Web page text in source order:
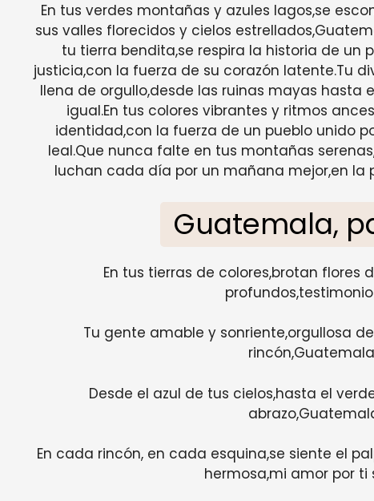
En tus verdes montañas y azules lagos,se
sus valles florecidos y cielos
tu tierra bendita,se respira la historia de un
justicia,con la fuerza de su corazón latente.Tu
llena de orgullo,desde las ruinas mayas hasta
igual.En tus colores vibrantes y ritmos
identidad,con la fuerza de un pueblo unido
leal.Que nunca falte en tus montañas
luchan cada día por un mañana mejor,en
Guatemala,
En tus tierras de colores,brotan flores
Tu gente amable y sonriente,orgullosa
Desde el azul de tus cielos,hasta el
En cada rincón, en cada esquina,se siente el
hermosa,mi amor por ti